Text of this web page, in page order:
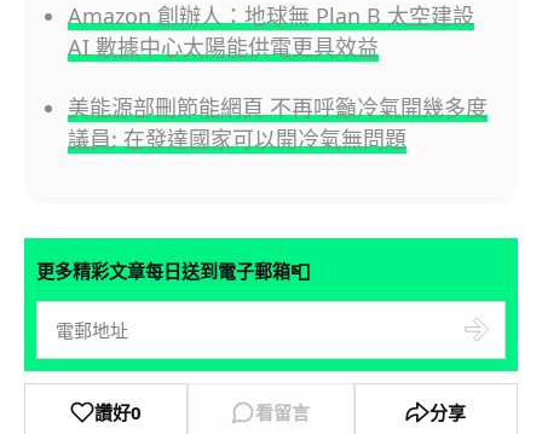
Amazon 創辦人：地球無 Plan B 太空建設
AI 數據中心太陽能供電更具效益
美能源部刪節能網頁 不再呼籲冷氣開幾多度
議員: 在發達國家可以開冷氣無問題
更多精彩文章每日送到電子郵箱📮
讚好0 看留言 分享